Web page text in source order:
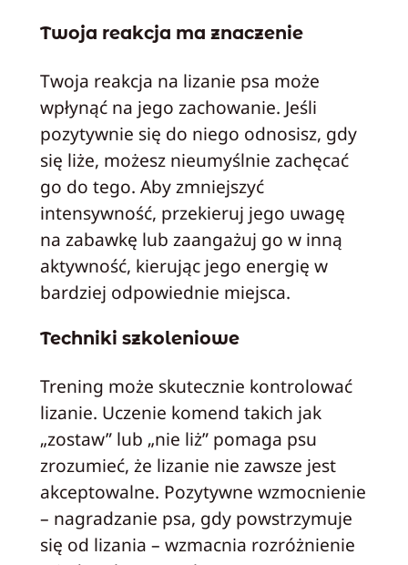
Twoja reakcja ma znaczenie
Twoja reakcja na lizanie psa może
wpłynąć na jego zachowanie. Jeśli
pozytywnie się do niego odnosisz, gdy
się liże, możesz nieumyślnie zachęcać
go do tego. Aby zmniejszyć
intensywność, przekieruj jego uwagę
na zabawkę lub zaangażuj go w inną
aktywność, kierując jego energię w
bardziej odpowiednie miejsca.
Techniki szkoleniowe
Trening może skutecznie kontrolować
lizanie. Uczenie komend takich jak
„zostaw” lub „nie liż” pomaga psu
zrozumieć, że lizanie nie zawsze jest
akceptowalne. Pozytywne wzmocnienie
– nagradzanie psa, gdy powstrzymuje
się od lizania – wzmacnia rozróżnienie